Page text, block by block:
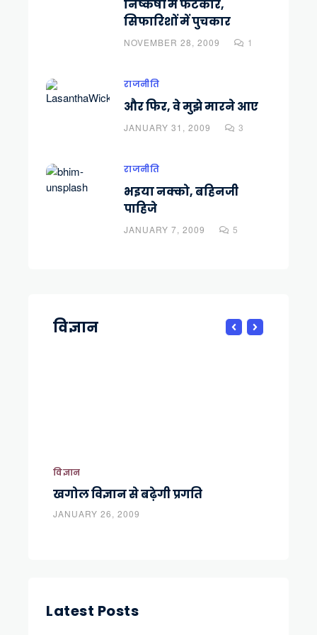
निष्कर्षों में फटकार,
सिफारिशों में पुचकार
NOVEMBER 28, 2009 1
राजनीति
और फिर, वे मुझे मारने आए
JANUARY 31, 2009 3
राजनीति
भइया नक्को, बहिनजी
पाहिजे
JANUARY 7, 2009 5
विज्ञान
विज्ञान
खगोल विज्ञान से बढ़ेगी प्रगति
JANUARY 26, 2009
Latest Posts